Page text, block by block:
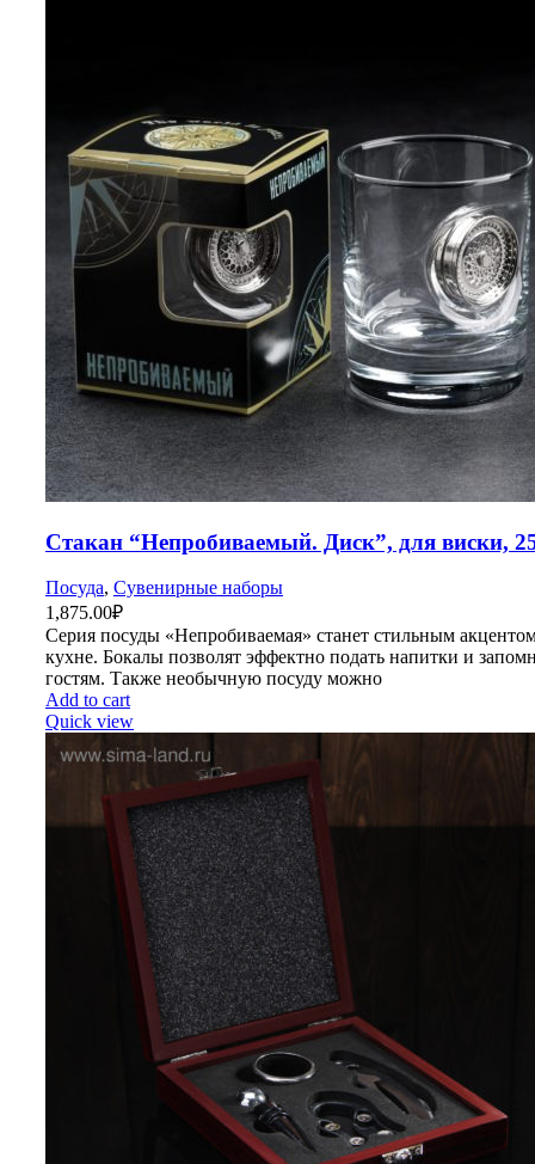
Стакан “Непробиваемый. Диск”, для виски,
Посуда, Сувенирные наборы
1,875.00₽
Серия посуды «Непробиваемая» станет стильным
кухне. Бокалы позволят эффектно подать напитки и
гостям. Также необычную посуду можно
Add to cart
Quick view